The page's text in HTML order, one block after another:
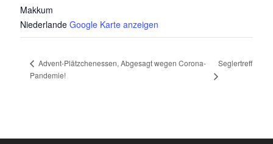
Makkum
Niederlande Google Karte anzeigen
Advent-Plätzchenessen, Abgesagt wegen Corona-
Pandemie!
Seglertreff